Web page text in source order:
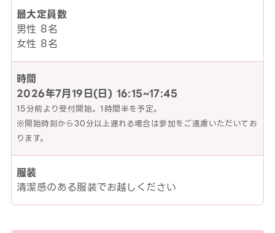
最大定員数
男性 8名
女性 8名
時間
2026年7月19日(日) 16:15~17:45
15分前より受付開始。1時間半を予定。
※開始時刻から30分以上遅れる場合は参加をご遠慮いただいてお
ります。
服装
清潔感のある服装でお越しください